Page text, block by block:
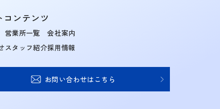
コンテンツ
営業所一覧
スタッフ紹介
会社案内
採用情報
お問い合わせはこちら